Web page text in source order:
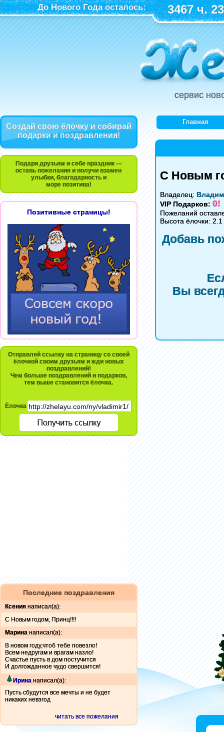
До Нового Года осталось: 3467 ч.
сервис
Создай свою ёлочку и собирай
подарки и поздравления!
Подари друзьям и себе праздник —
оставь пожелания и получи взамен
улыбки, благодарность и
море позитива!
Позитивные страницы!
Отправляй ссылку на страницу со своей
ёлочкой своим друзьям и жди новых
поздравлений!
Чем больше поздравлений и подарков,
тем выше становится ёлочка.
Ёлочка
Последние поздравления
Ксения написал(а):
С Новым годом, Принц!!!!
Марина написал(а):
В новом году,чтоб тебе повезло!
Всем недругам и врагам назло!
Счастье пусть в дом постучится
И долгожданное чудо свершится!
Ирина написал(а):
Пусть сбудутся все мечты и не будет
никаких невзгод
читать все пожелания
Главная
С Новым
Владелец:
VIP Подарков: 0!
Пожеланий
Высота ёлочки:
Добавь
Вы